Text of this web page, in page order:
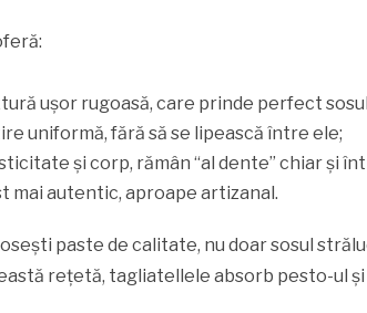
ușor rugoasă, care prinde perfect
uniformă, fără să se lipească între ele;
și corp, rămân “al dente” chiar și
mai autentic, aproape artizanal.
paste de calitate, nu doar sosul
rețetă, tagliatellele absorb pesto-ul